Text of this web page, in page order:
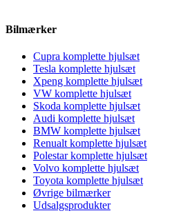
Bilmærker
Cupra komplette hjulsæt
Tesla komplette hjulsæt
Xpeng komplette hjulsæt
VW komplette hjulsæt
Skoda komplette hjulsæt
Audi komplette hjulsæt
BMW komplette hjulsæt
Renualt komplette hjulsæt
Polestar komplette hjulsæt
Volvo komplette hjulsæt
Toyota komplette hjulsæt
Øvrige bilmærker
Udsalgsprodukter